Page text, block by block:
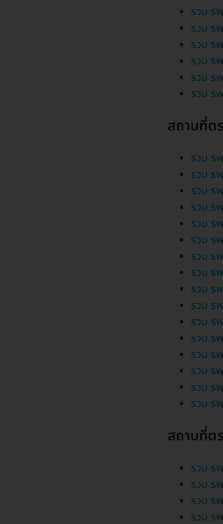
รวม ร
รวม ร
รวม ร
รวม ร
รวม ร
รวม ร
สถานที่ต
รวม ร
รวม ร
รวม ร
รวม ร
รวม ร
รวม ร
รวม ร
รวม ร
รวม ร
รวม ร
รวม ร
รวม ร
รวม ร
รวม ร
รวม ร
รวม ร
สถานที่ต
รวม ร
รวม ร
รวม ร
รวม ร